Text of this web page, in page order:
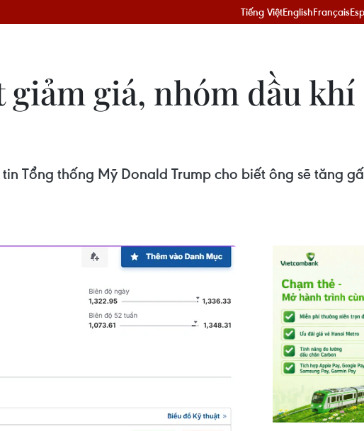
Tiếng ViệtEnglishFrançais
giá, nhóm dầu khí
Tổng thống Mỹ Donald Trump cho biết ông sẽ tăng